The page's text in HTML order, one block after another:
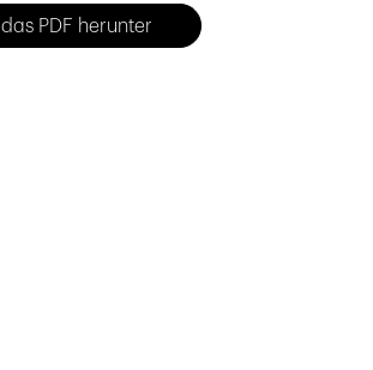
das PDF herunter